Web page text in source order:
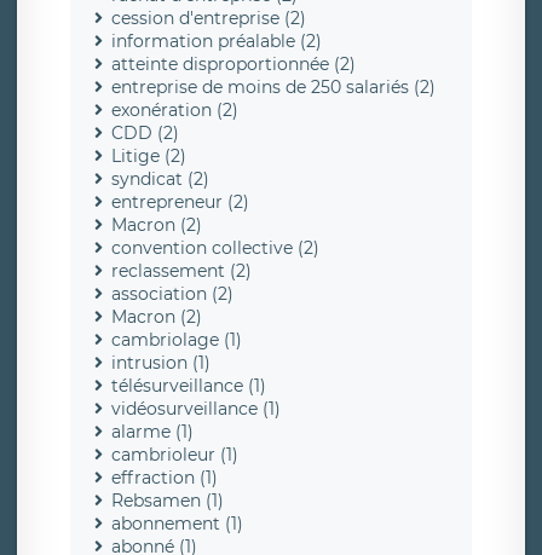
cession d'entreprise (2)
information préalable (2)
atteinte disproportionnée (2)
entreprise de moins de 250 salariés (2)
exonération (2)
CDD (2)
Litige (2)
syndicat (2)
entrepreneur (2)
Macron (2)
convention collective (2)
reclassement (2)
association (2)
Macron (2)
cambriolage (1)
intrusion (1)
télésurveillance (1)
vidéosurveillance (1)
alarme (1)
cambrioleur (1)
effraction (1)
Rebsamen (1)
abonnement (1)
abonné (1)